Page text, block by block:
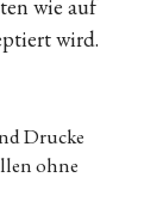
wie auf
wird.
Drucke
ohne